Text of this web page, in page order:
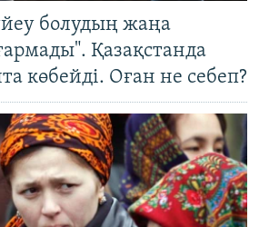
болудың жаңа
Қазақстанда
көбейді. Оған не себеп?